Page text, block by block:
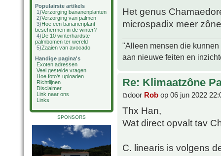
Populairste artikels
1)Verzorging bananenplanten
2)Verzorging van palmen
3)Hoe een bananenplant
beschermen in de winter?
4)De 10 winterhardste
palmbomen ter wereld
5)Zaaien van avocado
Handige pagina's
Exoten adressen
Veel gestelde vragen
Hoe foto's uploaden
Richtlijnen
Disclaimer
Link naar ons
Links
SPONSORS
Het genus
microspadix meer
"Alleen mensen die
aan nieuwe feiten en
Re: Klimaatzône
door Rob op 06 jun 2022
Thx Han,
Wat direct opvalt tav
C. linearis is volgens